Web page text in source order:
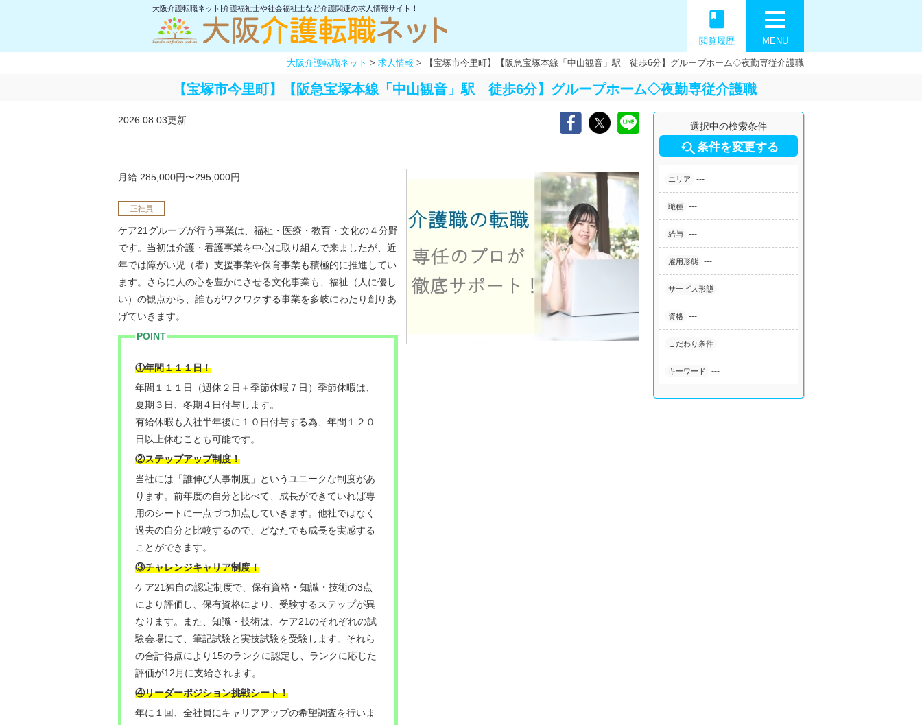
大阪介護転職ネット|介護福祉士や社会福祉士など介護関連の求人情報サイト！
MENU
book
閲覧履歴
大阪介護転職ネット > 求人情報 > 【宝塚市今里町】【阪急宝塚本線「中山観音」駅 徒歩6分】グループホーム◇夜勤専従介護職
【宝塚市今里町】【阪急宝塚本線「中山観音」駅 徒歩6分】グループホーム◇夜勤専従介護職
選択中の検索条件
条件を変更する
エリア ---
職種 ---
給与 ---
雇用形態 ---
サービス形態 ---
資格 ---
こだわり条件 ---
キーワード ---
2026.08.03更新
月給 285,000円〜295,000円
正社員
ケア21グループが行う事業は、福祉・医療・教育・文化の４分野
です。当初は介護・看護事業を中心に取り組んで来ましたが、近
年では障がい児（者）支援事業や保育事業も積極的に推進してい
ます。さらに人の心を豊かにさせる文化事業も、福祉（人に優し
い）の観点から、誰もがワクワクする事業を多岐にわたり創りあ
げていきます。
POINT
①年間１１１日！
年間１１１日（週休２日＋季節休暇７日）季節休暇は、
夏期３日、冬期４日付与します。
有給休暇も入社半年後に１０日付与する為、年間１２０
日以上休むことも可能です。
②ステップアップ制度！
当社には「誰伸び⼈事制度」というユニークな制度があ
ります。前年度の自分と比べて、成長ができていれば専
用のシートに一点づつ加点していきます。他社ではなく
過去の自分と比較するので、どなたでも成長を実感する
ことができます。
③チャレンジキャリア制度！
ケア21独自の認定制度で、保有資格・知識・技術の3点
により評価し、保有資格により、受験するステップが異
なります。また、知識・技術は、ケア21のそれぞれの試
験会場にて、筆記試験と実技試験を受験します。それら
の合計得点により15のランクに認定し、ランクに応じた
評価が12月に支給されます。
④リーダーポジション挑戦シート！
年に１回、全社員にキャリアアップの希望調査を行いま